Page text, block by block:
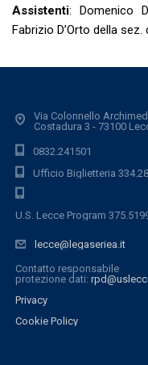
Assistenti: Domenico
Fabrizio D’Orto della
Via Colonnello
Costadura 3 - 73100
0832.241501
Ufficio Biglietteria
U.S. Lecce Program
lecce@legaseriea.it
Contatto responsabile
protezione dati:
Privacy
Cookie Policy